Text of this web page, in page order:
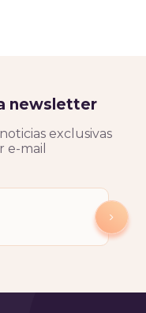
newsletter
exclusivas
e-mail